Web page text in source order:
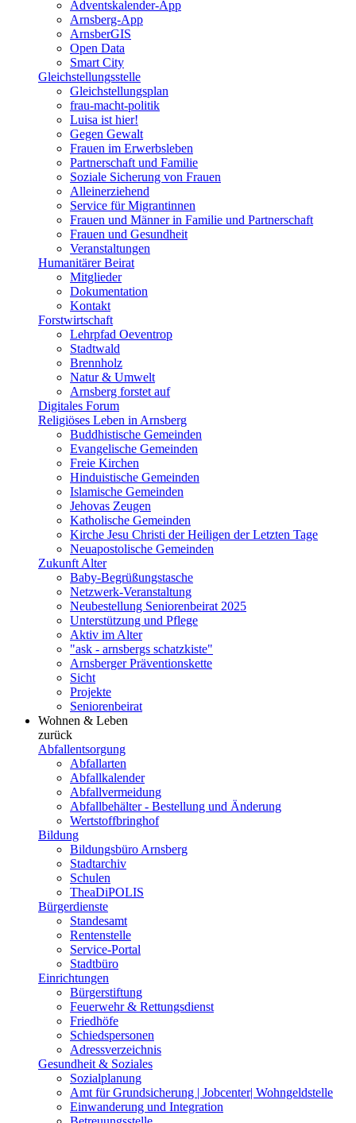
Adventskalender-App
Arnsberg-App
ArnsberGIS
Open Data
Smart City
Gleichstellungsstelle
Gleichstellungsplan
frau-macht-politik
Luisa ist hier!
Gegen Gewalt
Frauen im Erwerbsleben
Partnerschaft und Familie
Soziale Sicherung von Frauen
Alleinerziehend
Service für Migrantinnen
Frauen und Männer in Familie und Partnerschaft
Frauen und Gesundheit
Veranstaltungen
Humanitärer Beirat
Mitglieder
Dokumentation
Kontakt
Forstwirtschaft
Lehrpfad Oeventrop
Stadtwald
Brennholz
Natur & Umwelt
Arnsberg forstet auf
Digitales Forum
Religiöses Leben in Arnsberg
Buddhistische Gemeinden
Evangelische Gemeinden
Freie Kirchen
Hinduistische Gemeinden
Islamische Gemeinden
Jehovas Zeugen
Katholische Gemeinden
Kirche Jesu Christi der Heiligen der Letzten Tage
Neuapostolische Gemeinden
Zukunft Alter
Baby-Begrüßungstasche
Netzwerk-Veranstaltung
Neubestellung Seniorenbeirat 2025
Unterstützung und Pflege
Aktiv im Alter
"ask - arnsbergs schatzkiste"
Arnsberger Präventionskette
Sicht
Projekte
Seniorenbeirat
Wohnen & Leben
zurück
Abfallentsorgung
Abfallarten
Abfallkalender
Abfallvermeidung
Abfallbehälter - Bestellung und Änderung
Wertstoffbringhof
Bildung
Bildungsbüro Arnsberg
Stadtarchiv
Schulen
TheaDiPOLIS
Bürgerdienste
Standesamt
Rentenstelle
Service-Portal
Stadtbüro
Einrichtungen
Bürgerstiftung
Feuerwehr & Rettungsdienst
Friedhöfe
Schiedspersonen
Adressverzeichnis
Gesundheit & Soziales
Sozialplanung
Amt für Grundsicherung | Jobcenter| Wohngeldstelle
Einwanderung und Integration